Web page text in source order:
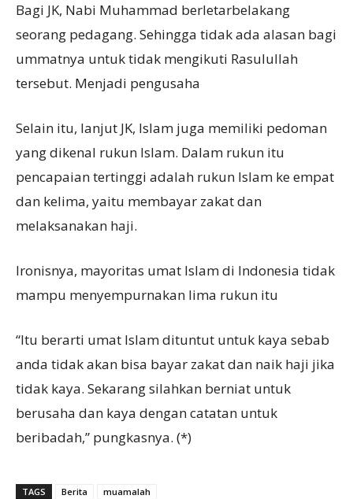
Bagi JK, Nabi Muhammad berletarbelakang
seorang pedagang. Sehingga tidak ada alasan bagi
ummatnya untuk tidak mengikuti Rasulullah
tersebut. Menjadi pengusaha
Selain itu, lanjut JK, Islam juga memiliki pedoman
yang dikenal rukun Islam. Dalam rukun itu
pencapaian tertinggi adalah rukun Islam ke empat
dan kelima, yaitu membayar zakat dan
melaksanakan haji.
Ironisnya, mayoritas umat Islam di Indonesia tidak
mampu menyempurnakan lima rukun itu
“Itu berarti umat Islam dituntut untuk kaya sebab
anda tidak akan bisa bayar zakat dan naik haji jika
tidak kaya. Sekarang silahkan berniat untuk
berusaha dan kaya dengan catatan untuk
beribadah,” pungkasnya. (*)
TAGS Berita muamalah